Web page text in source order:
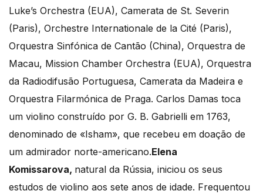
Luke’s Orchestra (EUA), Camerata de St. Severin
(Paris), Orchestre Internationale de la Cité (Paris),
Orquestra Sinfónica de Cantão (China), Orquestra de
Macau, Mission Chamber Orchestra (EUA), Orquestra
da Radiodifusão Portuguesa, Camerata da Madeira e
Orquestra Filarmónica de Praga. Carlos Damas toca
um violino construído por G. B. Gabrielli em 1763,
denominado de «Isham», que recebeu em doação de
um admirador norte-americano.Elena
Komissarova, natural da Rússia, iniciou os seus
estudos de violino aos sete anos de idade. Frequentou